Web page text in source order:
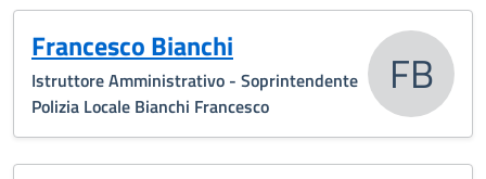
Francesco Bianchi
Istruttore Amministrativo - Soprintendente
Polizia Locale Bianchi Francesco
FB